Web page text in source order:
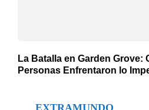
La Batalla en Garden Grove:
Personas Enfrentaron lo